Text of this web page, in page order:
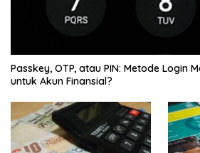
Passkey, OTP, atau PIN: Metode Login
untuk Akun Finansial?